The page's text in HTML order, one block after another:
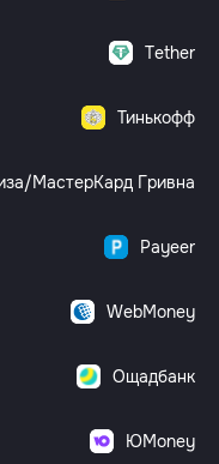
Tether
Тинькофф
МастерКард Гривна
Payeer
WebMoney
Ощадбанк
ЮMoney